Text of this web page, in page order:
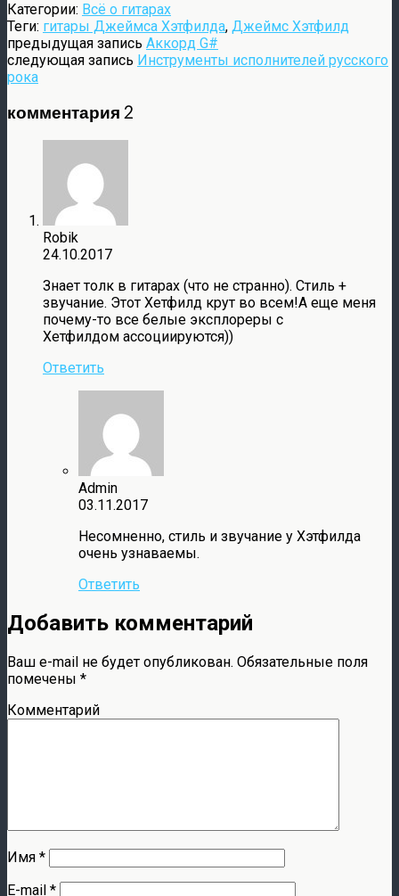
Категории: Всё о гитарах
Теги: гитары Джеймса Хэтфилда, Джеймс Хэтфилд
предыдущая запись Аккорд G#
следующая запись Инструменты исполнителей русского
рока
комментария 2
Robik
24.10.2017
Знает толк в гитарах (что не странно). Стиль +
звучание. Этот Хетфилд крут во всем!А еще меня
почему-то все белые эксплореры с
Хетфилдом ассоциируются))
Ответить
Admin
03.11.2017
Несомненно, стиль и звучание у Хэтфилда
очень узнаваемы.
Ответить
Добавить комментарий
Ваш e-mail не будет опубликован. Обязательные поля
помечены *
Комментарий
Имя *
E-mail *